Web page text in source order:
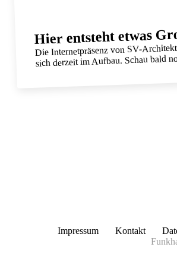
Hier entsteht etwas
Die Internetpräsenz von SV-
sich derzeit im Aufbau. Schau bald
Impressum Kontakt